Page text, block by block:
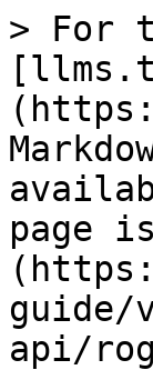
> For
page
api/